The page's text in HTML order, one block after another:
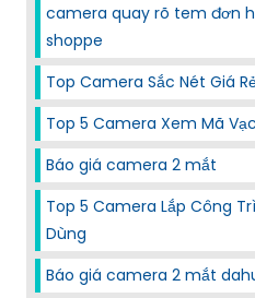
camera quay rõ tem đơn
shoppe
Top Camera Sắc Nét Giá
Top 5 Camera Xem Mã
Báo giá camera 2 mắt
Top 5 Camera Lắp Công
Dùng
Báo giá camera 2 mắt